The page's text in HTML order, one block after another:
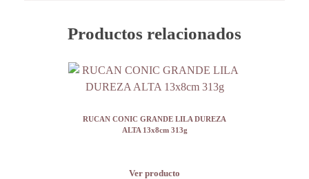
Productos relacionados
RUCAN CONIC GRANDE LILA DUREZA
ALTA 13x8cm 313g
Ver producto